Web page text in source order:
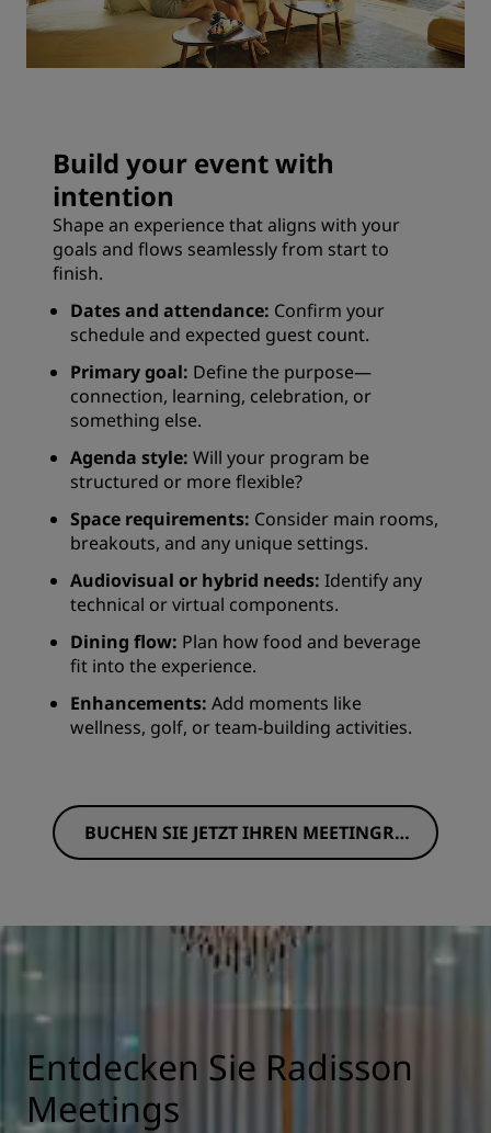
Build your event with
intention
Shape an experience that aligns with your
goals and flows seamlessly from start to
finish.
Dates and attendance: Confirm your
schedule and expected guest count.
Primary goal: Define the purpose—
connection, learning, celebration, or
something else.
Agenda style: Will your program be
structured or more flexible?
Space requirements: Consider main rooms,
breakouts, and any unique settings.
Audiovisual or hybrid needs: Identify any
technical or virtual components.
Dining flow: Plan how food and beverage
fit into the experience.
Enhancements: Add moments like
wellness, golf, or team-building activities.
BUCHEN SIE JETZT IHREN MEETINGRA
UM
Entdecken Sie Radisson
Meetings